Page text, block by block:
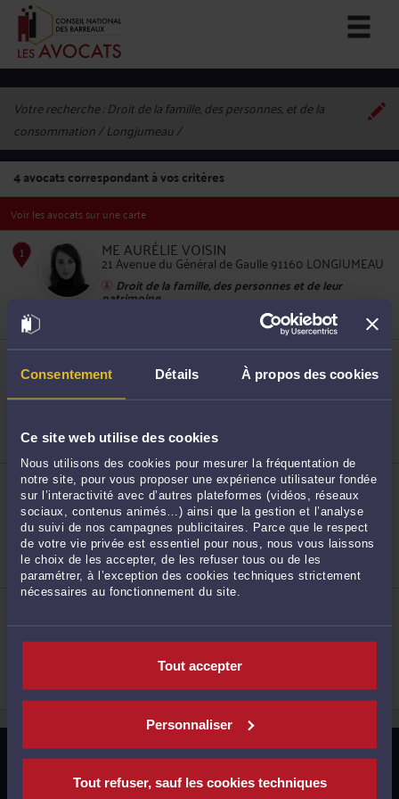
Consentement Détails À propos des cookies
Ce site web utilise des cookies
Nous utilisons des cookies pour mesurer la fréquentation de
notre site, pour vous proposer une expérience utilisateur fondée
sur l’interactivité avec d’autres plateformes (vidéos, réseaux
sociaux, contenus animés…) ainsi que la gestion et l’analyse
du suivi de nos campagnes publicitaires. Parce que le respect
de votre vie privée est essentiel pour nous, nous vous laissons
le choix de les accepter, de les refuser tous ou de les
paramétrer, à l’exception des cookies techniques strictement
nécessaires au fonctionnement du site.
Tout accepter
Personnaliser
Tout refuser, sauf les cookies techniques
Votre recherche :Droit de la famille, des personnes, et de la
consommation / Longjumeau
4avocats correspondant à vos critères
Voir les avocats sur une carte
1
ME AURÉLIE VOISIN
21 Avenue du Général de Gaulle 91160 LONGJUMEAU
Droit de la famille, des personnes et de leur
patrimoine
Droit du crédit et de la consommation
2
ME MARC-ANTOINE LEVY
16 Rue des Ecoles 91160 LONGJUMEAU
Droit pénal
Droit des étrangers et de la nationalité
ME LINDA NOTOMISTA
5 Rue de l'Hôtel des Postes 91160 LONGJUMEAU
Accepte les consultations vidéo
Droit de la famille, des personnes et de leur
patrimoine
Droit pénal
Procédure civile
4
134 Rue du Président F. Mitterrand 91160
LONGJUMEAU
patrimoine
Droit du crédit et de la consommation
Droit du travail
MENTIONS LÉGALES